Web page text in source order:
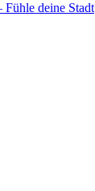
Fühle deine Stadt